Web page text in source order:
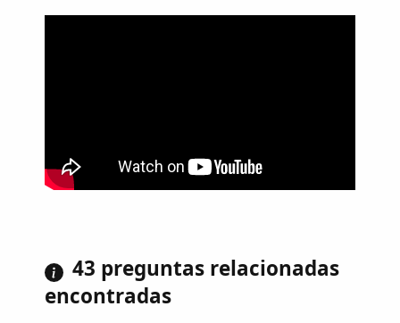
43 preguntas relacionadas
encontradas